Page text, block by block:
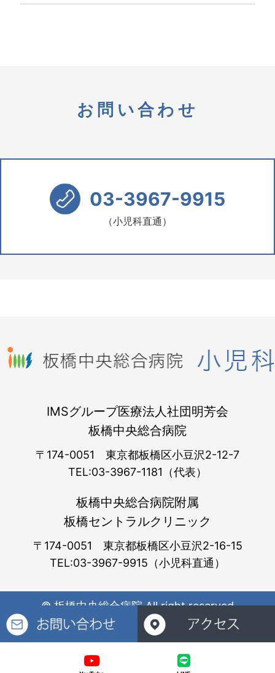
お問い合わせ
03-3967-9915
（小児科直通）
IMSグループ医療法人社団明芳会
板橋中央総合病院
〒174-0051 東京都板橋区小豆沢2-12-7
TEL:03-3967-1181（代表）
板橋中央総合病院附属
板橋セントラルクリニック
〒174-0051 東京都板橋区小豆沢2-16-15
TEL:03-3967-9915（小児科直通）
© 板橋中央総合病院 All right reserved